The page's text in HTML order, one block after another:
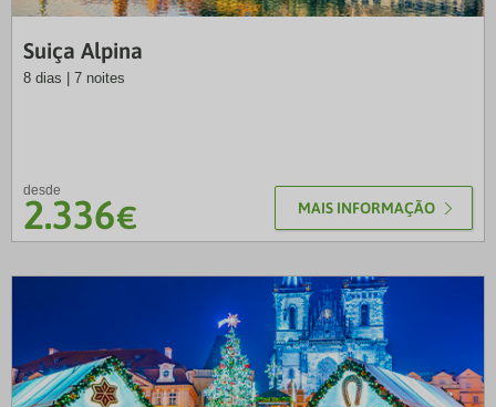
Suiça Alpina
8 dias | 7 noites
desde
2.336€ MAIS INFORMAÇÃO